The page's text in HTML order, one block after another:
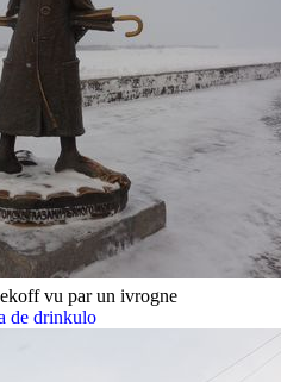
vu par un ivrogne
de drinkulo